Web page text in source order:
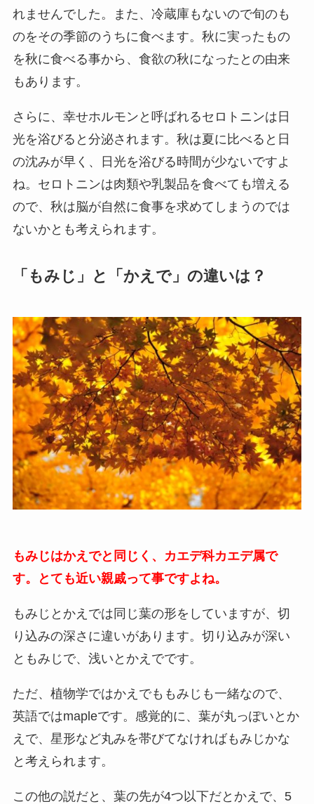
れませんでした。また、冷蔵庫もないので旬のも
のをその季節のうちに食べます。秋に実ったもの
を秋に食べる事から、食欲の秋になったとの由来
もあります。
さらに、幸せホルモンと呼ばれるセロトニンは日
光を浴びると分泌されます。秋は夏に比べると日
の沈みが早く、日光を浴びる時間が少ないですよ
ね。セロトニンは肉類や乳製品を食べても増える
ので、秋は脳が自然に食事を求めてしまうのでは
ないかとも考えられます。
「もみじ」と「かえで」の違いは？
もみじはかえでと同じく、カエデ科カエデ属で
す。とても近い親戚って事ですよね。
もみじとかえでは同じ葉の形をしていますが、切
り込みの深さに違いがあります。切り込みが深い
ともみじで、浅いとかえでです。
ただ、植物学ではかえでももみじも一緒なので、
英語ではmapleです。感覚的に、葉が丸っぽいとか
えで、星形など丸みを帯びてなければもみじかな
と考えられます。
この他の説だと、葉の先が4つ以下だとかえで、5